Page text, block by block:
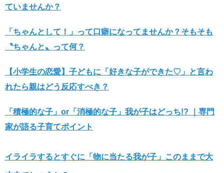
ていませんか？
「ちゃんとして！」って口癖になってませんか？そもそも
〝ちゃんと〟って何？
【小学生の恋愛】子どもに「好きな子ができた♡」と言わ
れたら親はどう反応すべき？
「積極的な子」or「消極的な子」我が子はどっち!? ｜専門
家が語る子育てポイント
イライラするとすぐに「物に当たる我が子」このままで大